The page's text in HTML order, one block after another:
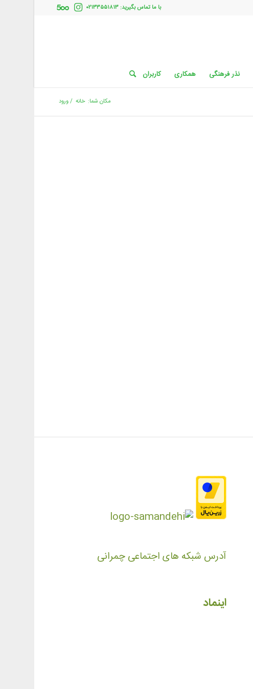
با ما تماس بگیرید: ۰۲۱۳۳۵۵۱۸۱۳
نذر فرهنگی همکاری کاربران
مکان شما: خانه /ورود
آدرس شبکه های اجتماعی چمرانی
اینماد